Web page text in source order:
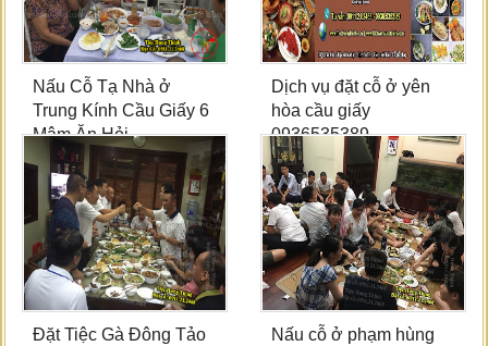
Nấu Cỗ Tạ Nhà ở
Trung Kính Cầu Giấy 6
Mâm Ăn Hỏi
Dịch vụ đặt cỗ ở yên
hòa cầu giấy
0936535389
Đặt Tiệc Gà Đông Tảo
Nấu cỗ ở phạm hùng